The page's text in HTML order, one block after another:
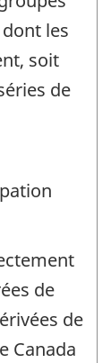
dont les
soit
de
de
de
Canada